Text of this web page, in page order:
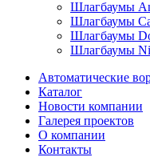
Шлагбаумы
Шлагбаумы
Шлагбаумы
Шлагбаумы
Автоматические
Каталог
Новости компании
Галерея проектов
О компании
Контакты